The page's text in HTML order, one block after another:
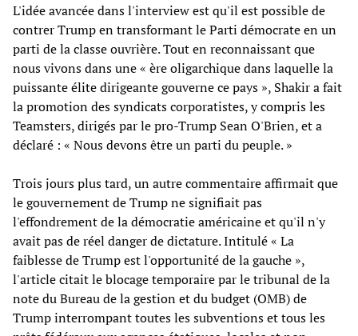
L'idée avancée dans l'interview est qu'il est possible de
contrer Trump en transformant le Parti démocrate en un
parti de la classe ouvrière. Tout en reconnaissant que
nous vivons dans une « ère oligarchique dans laquelle la
puissante élite dirigeante gouverne ce pays », Shakir a fait
la promotion des syndicats corporatistes, y compris les
Teamsters, dirigés par le pro-Trump Sean O'Brien, et a
déclaré : « Nous devons être un parti du peuple. »
Trois jours plus tard, un autre commentaire affirmait que
le gouvernement de Trump ne signifiait pas
l'effondrement de la démocratie américaine et qu'il n'y
avait pas de réel danger de dictature. Intitulé « La
faiblesse de Trump est l'opportunité de la gauche »,
l'article citait le blocage temporaire par le tribunal de la
note du Bureau de la gestion et du budget (OMB) de
Trump interrompant toutes les subventions et tous les